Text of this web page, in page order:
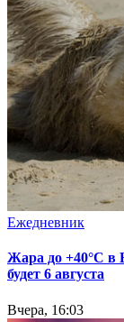
Ежедневник
Жара до +40°С в
будет 6 августа
Вчера, 16:03